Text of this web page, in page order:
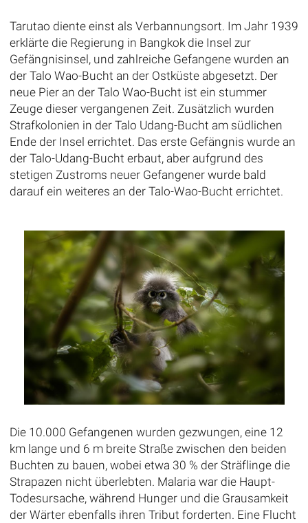
Tarutao diente einst als Verbannungsort. Im Jahr 1939
erklärte die Regierung in Bangkok die Insel zur
Gefängnisinsel, und zahlreiche Gefangene wurden an
der Talo Wao-Bucht an der Ostküste abgesetzt. Der
neue Pier an der Talo Wao-Bucht ist ein stummer
Zeuge dieser vergangenen Zeit. Zusätzlich wurden
Strafkolonien in der Talo Udang-Bucht am südlichen
Ende der Insel errichtet. Das erste Gefängnis wurde an
der Talo-Udang-Bucht erbaut, aber aufgrund des
stetigen Zustroms neuer Gefangener wurde bald
darauf ein weiteres an der Talo-Wao-Bucht errichtet.
Die 10.000 Gefangenen wurden gezwungen, eine 12
km lange und 6 m breite Straße zwischen den beiden
Buchten zu bauen, wobei etwa 30 % der Sträflinge die
Strapazen nicht überlebten. Malaria war die Haupt-
Todesursache, während Hunger und die Grausamkeit
der Wärter ebenfalls ihren Tribut forderten. Eine Flucht